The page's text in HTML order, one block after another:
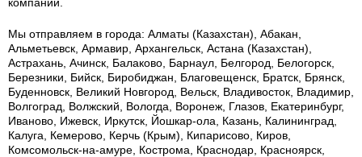
Мы отправляем в города: Алматы (Казахстан), Абакан,
Альметьевск, Армавир, Архангельск, Астана (Казахстан),
Астрахань, Ачинск, Балаково, Барнаул, Белгород, Белогорск,
Березники, Бийск, Биробиджан, Благовещенск, Братск, Брянск,
Буденновск, Великий Новгород, Вельск, Владивосток, Владимир,
Волгоград, Волжский, Вологда, Воронеж, Глазов, Екатеринбург,
Иваново, Ижевск, Иркутск, Йошкар-ола, Казань, Калининград,
Калуга, Кемерово, Керчь (Крым), Кипарисово, Киров,
Комсомольск-на-амуре, Кострома, Краснодар, Красноярск,